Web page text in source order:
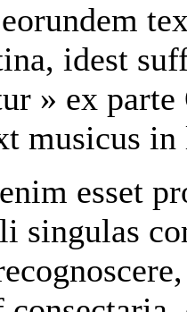
idest
» ex
musicus
esset
singulas